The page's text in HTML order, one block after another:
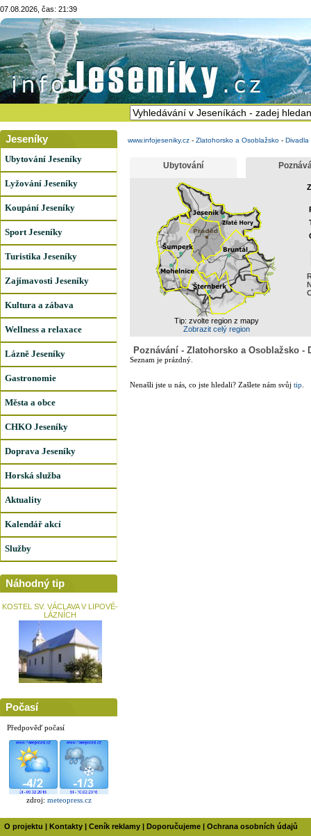
07.08.2026, čas: 21:39
Jeseníky
Ubytování Jeseníky
Lyžování Jeseníky
Koupání Jeseníky
Sport Jeseníky
Turistika Jeseníky
Zajímavosti Jeseníky
Kultura a zábava
Wellness a relaxace
Lázně Jeseníky
Gastronomie
Města a obce
CHKO Jeseníky
Doprava Jeseníky
Horská služba
Aktuality
Kalendář akcí
Služby
Náhodný tip
KOSTEL SV. VÁCLAVA V LIPOVÉ-
LÁZNÍCH
Počasí
Předpověď počasí
zdroj: meteopress.cz
www.infojeseniky.cz - Zlatohorsko a Osoblažsko - Divadla
Ubytování
Tip: zvolte region z mapy
Zobrazit celý region
Poznávání - Zlatohorsko a Osoblažsko -
Seznam je prázdný.
Nenašli jste u nás, co jste hledali? Zašlete nám svůj tip
O projektu Kontakty Ceník reklamy Doporučujeme
Ochrana osobních údajů